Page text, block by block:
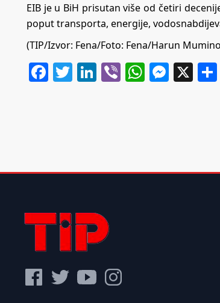
EIB je u BiH prisutan više od četiri
poput transporta, energije,
(TIP/Izvor: Fena/Foto: Fena/Harun
Facebook
Twitter
LinkedIn
Viber X